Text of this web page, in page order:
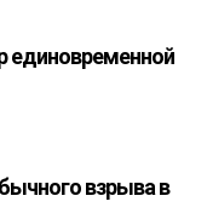
единовременной
взрыва в